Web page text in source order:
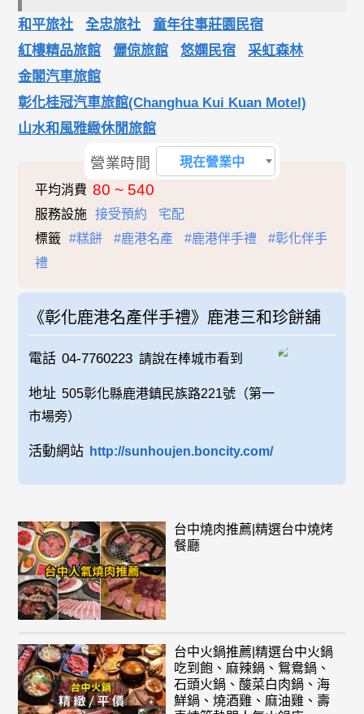
和平旅社 全忠旅社
童年往事莊園民宿
紅樓精品旅館
儷倞旅館 悠嫻民宿
采虹森林
金閣汽車旅館
彰化桂冠汽車旅館(Changhua Kui Kuan Motel)
山水和風雅緻休閒旅館
平均消費 80 ~ 540
營業時間 現在營業中
服務設施 接受預約
宅配
標籤
#糕餅 #鹿港名產 #鹿港伴手禮
#彰化伴手
禮
《彰化鹿港名產伴手禮》鹿港三和珍餅舖
電話 04-7760223 請說在棒城市看到
地址 505彰化縣鹿港鎮民族路221號（第一
市場旁）
活動網站 http://sunhoujen.boncity.com/
台中燒肉推薦|精選台中燒烤
餐廳
台中火鍋推薦|精選台中火鍋
吃到飽、麻辣鍋、鴛鴦鍋、
石頭火鍋、酸菜白肉鍋、海
鮮鍋、燒酒雞、麻油雞、壽